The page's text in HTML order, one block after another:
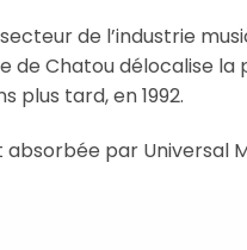
de l’industrie
de Chatou délocalise
plus tard, en 1992.
absorbée par Universal